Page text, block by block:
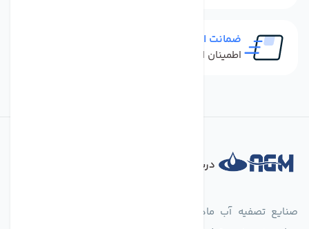
ضمانت اصل بودن کالا
اطمینان از خرید کالای اورجینال
درباره فروشگاه